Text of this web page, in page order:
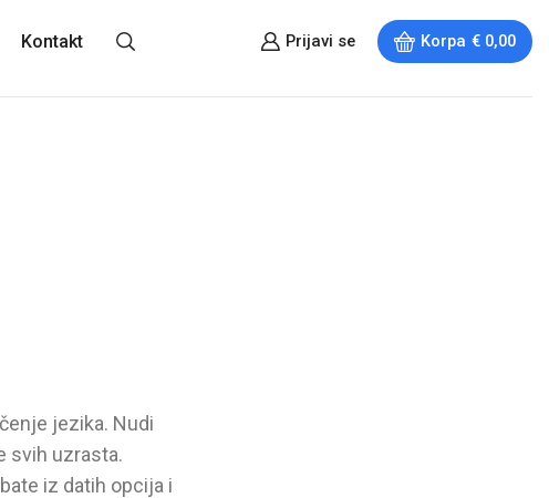
Kontakt Prijavi se Korpa €0,00
jezika. Nudi
svih uzrasta.
iz datih opcija i